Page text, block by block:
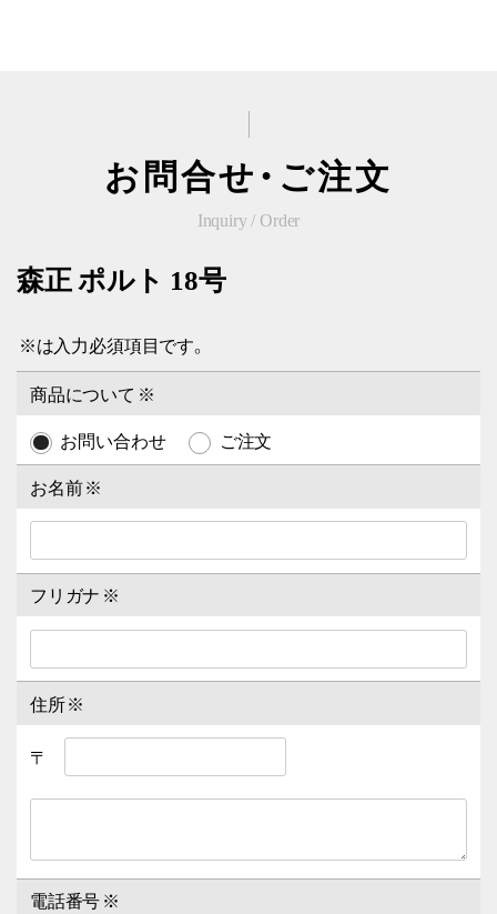
お問合せ・ご注文
Inquiry / Order
森正 ポルト 18号
※は入力必須項目です。
商品について ※
お問い合わせ
ご注文
お名前※
フリガナ ※
住所※
〒
電話番号※